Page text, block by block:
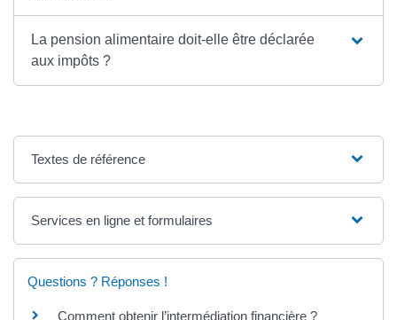
La pension alimentaire doit-elle être déclarée
aux impôts ?
Textes de référence
Services en ligne et formulaires
Questions ? Réponses !
Comment obtenir l’intermédiation financière ?